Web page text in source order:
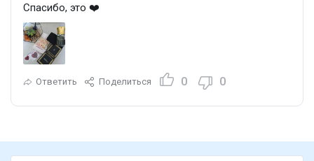
Спасибо, это ❤️
Ответить Поделиться 0 0